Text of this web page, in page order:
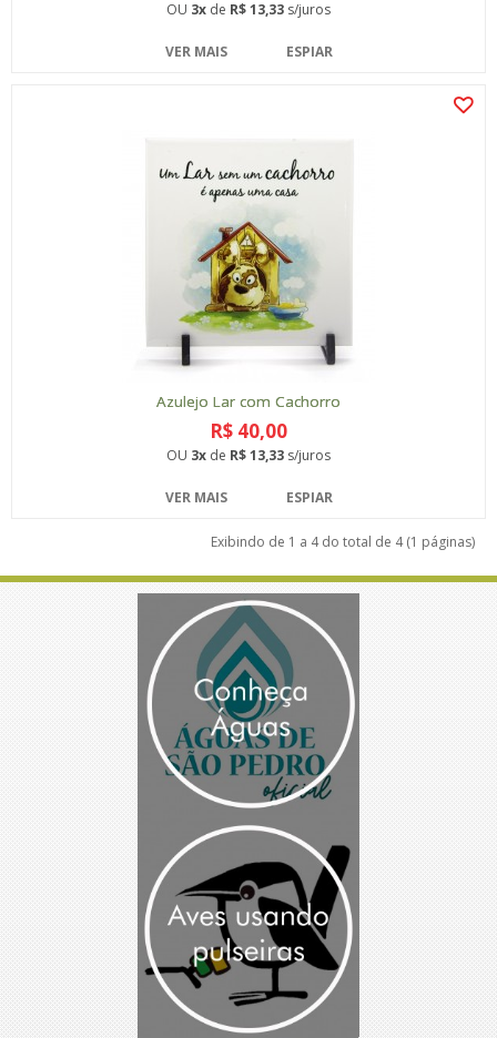
OU 3x de R$ 13,33 s/juros
VER MAIS ESPIAR
Azulejo Lar com Cachorro
R$ 40,00
OU 3x de R$ 13,33 s/juros
VER MAIS ESPIAR
Exibindo de 1 a 4 do total de 4 (1 páginas)